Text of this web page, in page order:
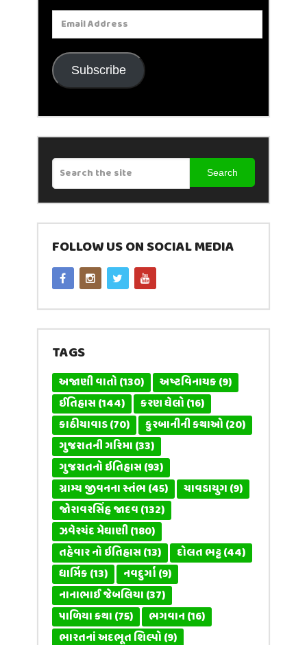
Email
Address
Subscribe
Search
FOLLOW US ON SOCIAL MEDIA
TAGS
અજાણી વાતો(130) અષ્ટવિનાયક(9)
ઈતિહાસ(144) કરણ ઘેલો(16)
કાઠીયાવાડ(70) કુરબાનીની કથાઓ(20)
ગુજરાતની ગરિમા(33)
ગુજરાતનો ઇતિહાસ(93)
ગ્રામ્ય જીવનના સ્તંભ(45) ચાવડાયુગ(9)
જોરાવરસિંહ જાદવ(132)
ઝવેરચંદ મેઘાણી(180)
તહેવાર નો ઇતિહાસ(13) દોલત ભટ્ટ(44)
ધાર્મિક(13) નવદુર્ગા(9)
નાનાભાઈ જેબલિયા(37)
પાળિયા કથા(75) ભગવાન(16)
ભારતનાં અદભૂત શિલ્પો(9)